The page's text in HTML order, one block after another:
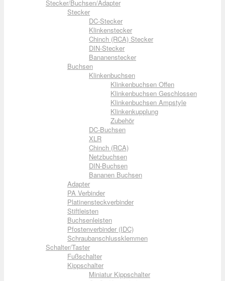
Stecker/Buchsen/Adapter
Stecker
DC-Stecker
Klinkenstecker
Chinch (RCA) Stecker
DIN-Stecker
Bananenstecker
Buchsen
Klinkenbuchsen
Klinkenbuchsen Offen
Klinkenbuchsen Geschlossen
Klinkenbuchsen Ampstyle
Klinkenkupplung
Zubehör
DC-Buchsen
XLR
Chinch (RCA)
Netzbuchsen
DIN-Buchsen
Bananen Buchsen
Adapter
PA Verbinder
Platinensteckverbinder
Stiftleisten
Buchsenleisten
Pfostenverbinder (IDC)
Schraubanschlussklemmen
Schalter/Taster
Fußschalter
Kippschalter
Miniatur Kippschalter